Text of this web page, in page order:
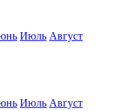
Июль Август
Июль Август